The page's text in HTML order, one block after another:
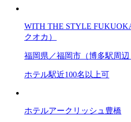
WITH THE STYLE
クオカ）
福岡県／福岡市（博多駅周辺
ホテル駅近100名以上可
ホテルアークリッシュ豊橋